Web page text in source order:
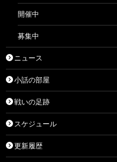
開催中
募集中
ニュース
小話の部屋
戦いの足跡
スケジュール
更新履歴